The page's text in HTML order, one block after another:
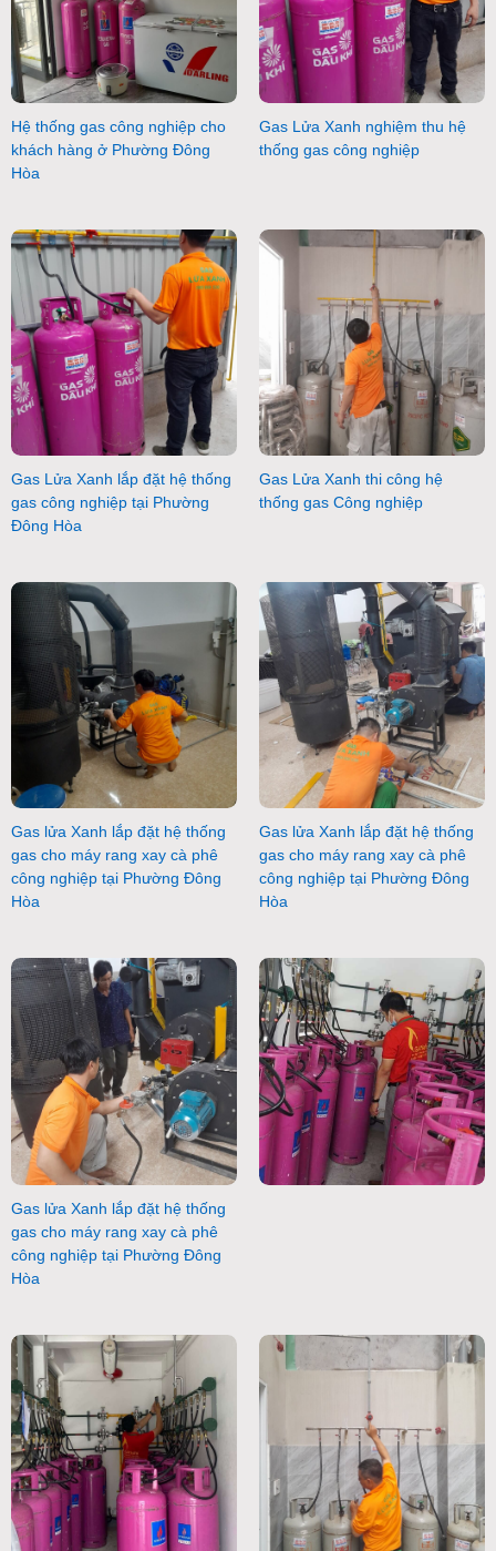
Hệ thống gas công nghiệp cho
khách hàng ở Phường Đông
Hòa
Gas Lửa Xanh nghiệm thu hệ
thống gas công nghiệp
Gas Lửa Xanh lắp đặt hệ thống
gas công nghiệp tại Phường
Đông Hòa
Gas Lửa Xanh thi công hệ
thống gas Công nghiệp
Gas lửa Xanh lắp đặt hệ thống
gas cho máy rang xay cà phê
công nghiệp tại Phường Đông
Hòa
Gas lửa Xanh lắp đặt hệ thống
gas cho máy rang xay cà phê
công nghiệp tại Phường Đông
Hòa
Gas lửa Xanh lắp đặt hệ thống
gas cho máy rang xay cà phê
công nghiệp tại Phường Đông
Hòa